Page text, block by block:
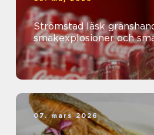
Strömstad läsk gränshandel,
smakexplosioner och
07. mars 2026